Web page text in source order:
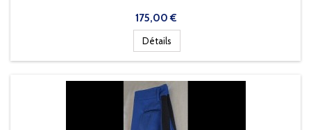
Prix
175,00 €
Détails